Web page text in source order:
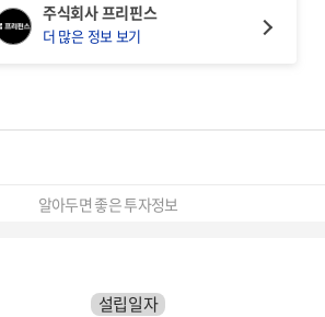
주식회사 프리핀스
더 많은 정보 보기
알아두면 좋은 투자정보
설립일자